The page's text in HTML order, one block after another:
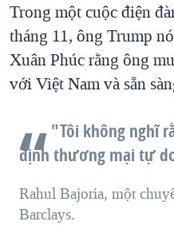
Trong một cuộc điện
tháng 11, ông Trump
Xuân Phúc rằng ông
với Việt Nam và sẵn
"Tôi không nghĩ
định thương mại tự
Rahul Bajoria, một
Barclays.